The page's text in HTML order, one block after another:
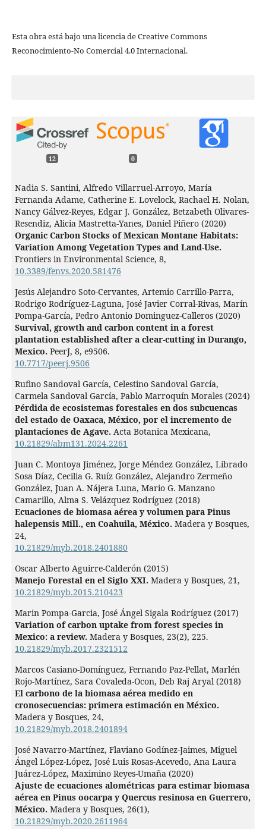
Esta obra está bajo una licencia de Creative Commons
Reconocimiento-No Comercial 4.0 Internacional.
12 0
Nadia S. Santini, Alfredo Villarruel-Arroyo, María
Fernanda Adame, Catherine E. Lovelock, Rachael H. Nolan,
Nancy Gálvez-Reyes, Edgar J. González, Betzabeth Olivares-
Resendiz, Alicia Mastretta-Yanes, Daniel Piñero (2020)
Organic Carbon Stocks of Mexican Montane Habitats:
Variation Among Vegetation Types and Land-Use.
Frontiers in Environmental Science, 8,
10.3389/fenvs.2020.581476
Jesús Alejandro Soto-Cervantes, Artemio Carrillo-Parra,
Rodrigo Rodríguez-Laguna, José Javier Corral-Rivas, Marín
Pompa-García, Pedro Antonio Dominguez-Calleros (2020)
Survival, growth and carbon content in a forest
plantation established after a clear-cutting in Durango,
Mexico. PeerJ, 8, e9506.
10.7717/peerj.9506
Rufino Sandoval García, Celestino Sandoval García,
Carmela Sandoval García, Pablo Marroquín Morales (2024)
Pérdida de ecosistemas forestales en dos subcuencas
del estado de Oaxaca, México, por el incremento de
plantaciones de Agave. Acta Botanica Mexicana,
10.21829/abm131.2024.2261
Juan C. Montoya Jiménez, Jorge Méndez González, Librado
Sosa Díaz, Cecilia G. Ruíz González, Alejandro Zermeño
González, Juan A. Nájera Luna, Mario G. Manzano
Camarillo, Alma S. Velázquez Rodríguez (2018)
Ecuaciones de biomasa aérea y volumen para Pinus
halepensis Mill., en Coahuila, México. Madera y Bosques,
24,
10.21829/myb.2018.2401880
Oscar Alberto Aguirre-Calderón (2015)
Manejo Forestal en el Siglo XXI. Madera y Bosques, 21,
10.21829/myb.2015.210423
Marin Pompa-Garcia, José Ángel Sigala Rodríguez (2017)
Variation of carbon uptake from forest species in
Mexico: a review. Madera y Bosques, 23(2), 225.
10.21829/myb.2017.2321512
Marcos Casiano-Domínguez, Fernando Paz-Pellat, Marlén
Rojo-Martínez, Sara Covaleda-Ocon, Deb Raj Aryal (2018)
El carbono de la biomasa aérea medido en
cronosecuencias: primera estimación en México.
Madera y Bosques, 24,
10.21829/myb.2018.2401894
José Navarro-Martínez, Flaviano Godínez-Jaimes, Miguel
Ángel López-López, José Luis Rosas-Acevedo, Ana Laura
Juárez-López, Maximino Reyes-Umaña (2020)
Ajuste de ecuaciones alométricas para estimar biomasa
aérea en Pinus oocarpa y Quercus resinosa en Guerrero,
México. Madera y Bosques, 26(1),
10.21829/myb.2020.2611964